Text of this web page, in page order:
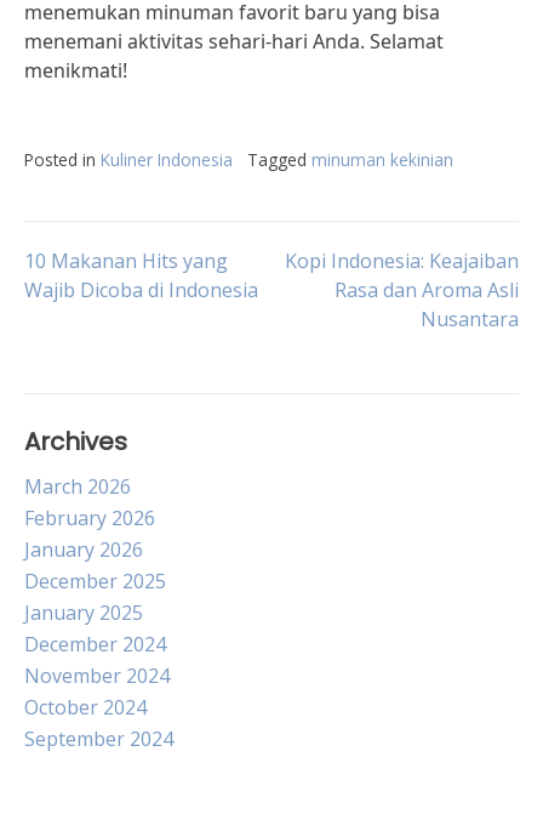
menemukan minuman favorit baru yang bisa
menemani aktivitas sehari-hari Anda. Selamat
menikmati!
Posted in Kuliner Indonesia Tagged minuman kekinian
Post
10 Makanan Hits yang
Wajib Dicoba di Indonesia
Kopi Indonesia: Keajaiban
Rasa dan Aroma Asli
Nusantara
Archives
March 2026
February 2026
January 2026
December 2025
January 2025
December 2024
November 2024
October 2024
September 2024